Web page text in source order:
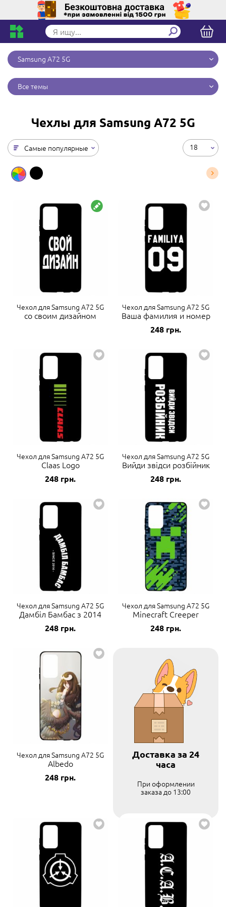
Samsung A72 5G
Все темы
Чехлы для Samsung A72 5G
Самые популярные 18
Чехол для Samsung A72 5G
со своим дизайном
Чехол для Samsung A72 5G
Ваша фамилия и номер
248 грн.
Чехол для Samsung A72 5G
Claas Logo
248 грн.
Чехол для Samsung A72 5G
Вийди звідси розбійник
248 грн.
Чехол для Samsung A72 5G
Дамбіл Бамбас з 2014
248 грн.
Чехол для Samsung A72 5G
Minecraft Creeper
248 грн.
Чехол для Samsung A72 5G
Albedo
248 грн.
Доставка за 24
часа
При оформлении
заказа до 13:00